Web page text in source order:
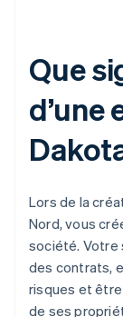
Que
d’une
Lors de la
Nord, vous
société. Votre
des contrats,
risques et
de ses